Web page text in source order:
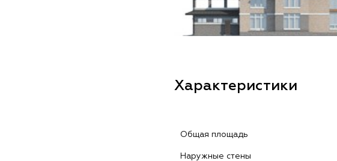
Характеристики
Общая площадь
Наружные стены